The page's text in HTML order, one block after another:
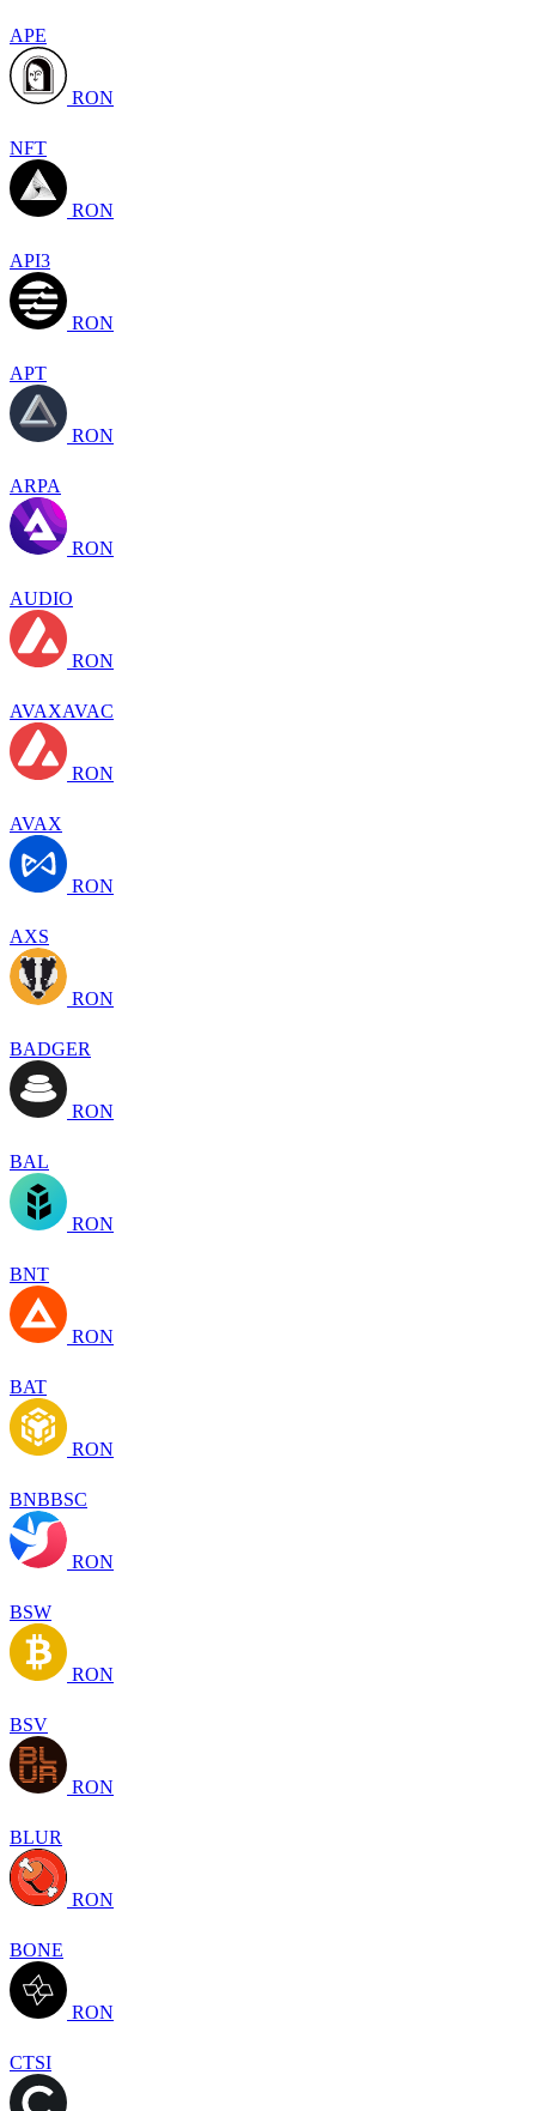
APE
RON
NFT
RON
API3
RON
APT
RON
ARPA
RON
AUDIO
RON
AVAXAVAC
RON
AVAX
RON
AXS
RON
BADGER
RON
BAL
RON
BNT
RON
BAT
RON
BNBBSC
RON
BSW
RON
BSV
RON
BLUR
RON
BONE
RON
CTSI